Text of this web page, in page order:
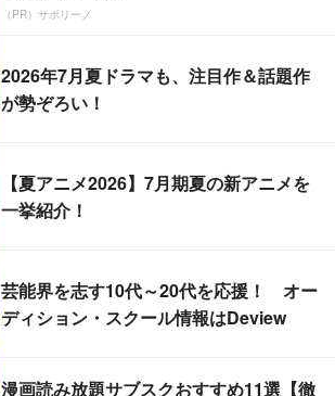
（PR）サボリーノ
2026年7月夏ドラマも、注目作＆話題作
が勢ぞろい！
【夏アニメ2026】7月期夏の新アニメを
一挙紹介！
芸能界を志す10代～20代を応援！ オー
ディション・スクール情報はDeview
漫画読み放題サブスクおすすめ11選【徹